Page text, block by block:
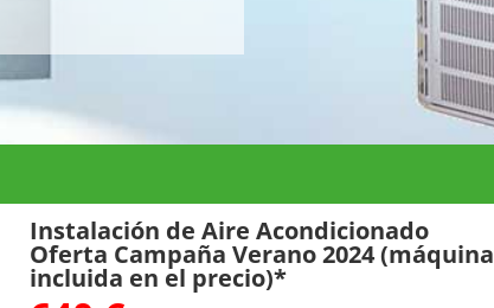
Instalación de Aire Acondicionado
Oferta Campaña Verano 2024 (máquina
incluida en el precio)*